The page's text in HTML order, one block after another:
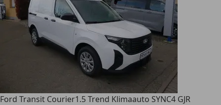
Ford Transit Courier1.5 Trend Klimaauto SYNC4 GJR